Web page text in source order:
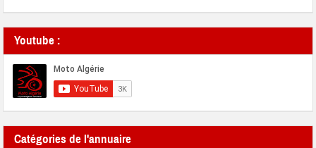
Youtube :
Catégories de l'annuaire